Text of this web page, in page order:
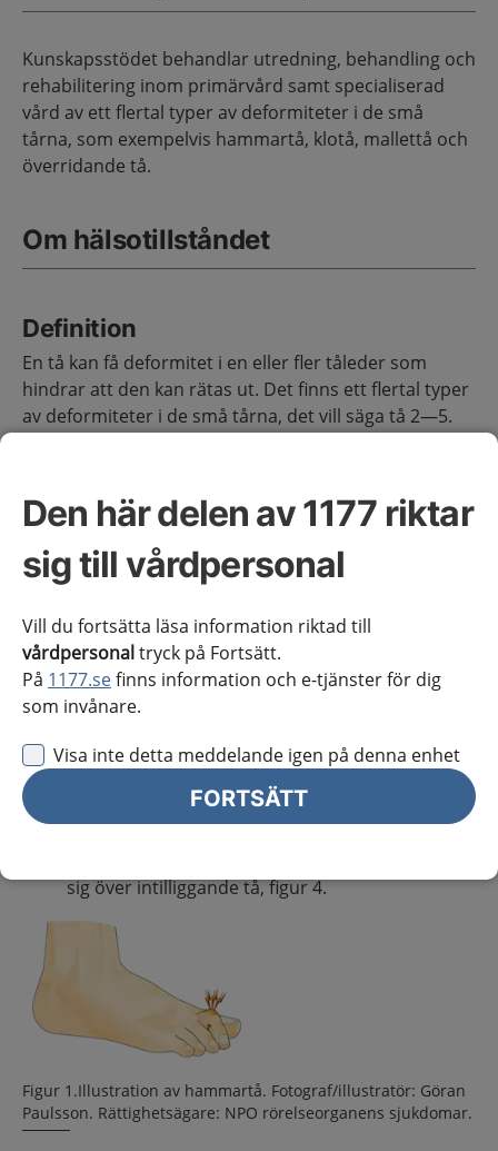
Den här delen av 1177 riktar
sig till vårdpersonal
Vill du fortsätta läsa information riktad till
vårdpersonaltryck på Fortsätt.
På 1177.sefinns information och e-tjänster för dig
som invånare.
Visa inte detta meddelande igen på denna enhet
FORTSÄTT
Kunskapsstödet behandlar utredning, behandling och
rehabilitering inom primärvård samt specialiserad
vård av ett flertal typer av deformiteter i de små
tårna, som exempelvis hammartå, klotå, mallettå och
överridande tå.
Om hälsotillståndet
Definition
En tå kan få deformitet i en eller fler tåleder som
hindrar att den kan rätas ut. Det finns ett flertal typer
av deformiteter i de små tårna, det vill säga tå 2—5.
Olika typer av deformiteter i de små tårna och vad det
innebär:
interfalangealleden (PIP-leden), figur 1.
Klotå är en tådeformitet med flexion både i
proximala och distala interfalangeallederna (PIP
respektive DIP), figur 2.
även en extensionsdeformitet med subluxation i
metatarsofalangealleden (MTP-leden).
Mallettå är en flexionsdeformitet i DIP-leden,
sig över intilliggande tå, figur 4.
Figur 1.Illustration av hammartå. Fotograf/illustratör: Göran
Paulsson. Rättighetsägare: NPO rörelseorganens sjukdomar.